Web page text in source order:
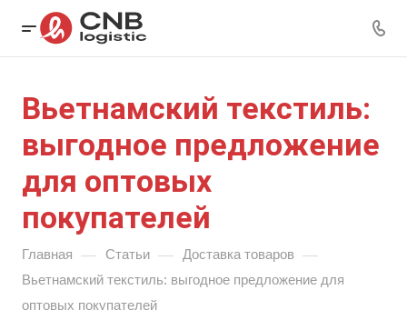
Вьетнамский текстиль:
выгодное предложение
для оптовых
покупателей
Главная — Статьи — Доставка товаров —
Вьетнамский текстиль: выгодное предложение для
оптовых покупателей